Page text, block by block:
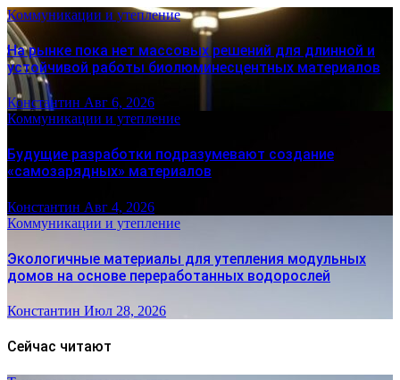
Коммуникации и утепление
На рынке пока нет массовых решений для длинной и
устойчивой работы биолюминесцентных материалов
Константин Авг 6, 2026
Коммуникации и утепление
Будущие разработки подразумевают создание
«самозарядных» материалов
Константин Авг 4, 2026
Коммуникации и утепление
Экологичные материалы для утепления модульных
домов на основе переработанных водорослей
Константин Июл 28, 2026
Сейчас читают